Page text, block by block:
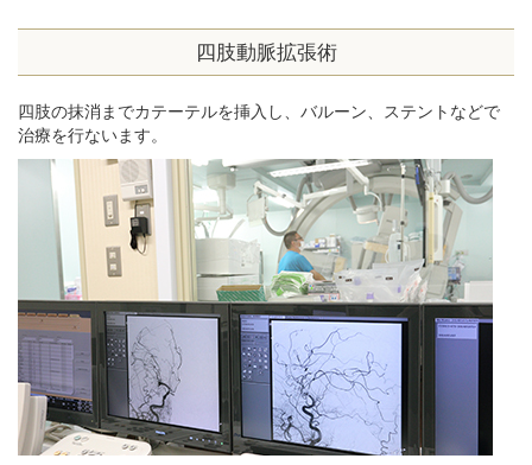
四肢動脈拡張術
四肢の抹消までカテーテルを挿入し、バルーン、ステントなどで
治療を行ないます。